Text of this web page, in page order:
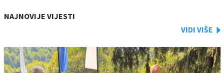
NAJNOVIJE VIJESTI